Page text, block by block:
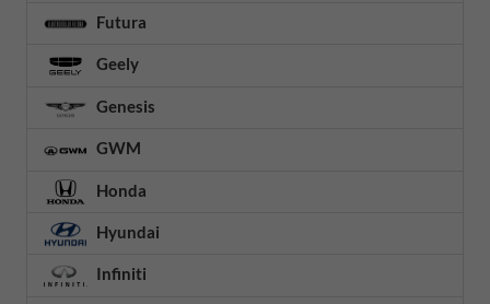
Futura
Geely
Genesis
GWM
Honda
Hyundai
Infiniti